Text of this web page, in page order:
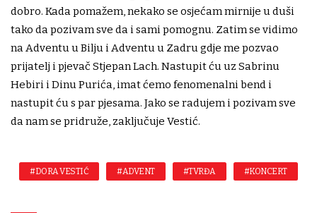
dobro. Kada pomažem, nekako se osjećam mirnije u duši
tako da pozivam sve da i sami pomognu. Zatim se vidimo
na Adventu u Bilju i Adventu u Zadru gdje me pozvao
prijatelj i pjevač Stjepan Lach. Nastupit ću uz Sabrinu
Hebiri i Dinu Purića, imat ćemo fenomenalni bend i
nastupit ću s par pjesama. Jako se radujem i pozivam sve
da nam se pridruže, zaključuje Vestić.
#DORA VESTIĆ #ADVENT #TVRĐA #KONCERT